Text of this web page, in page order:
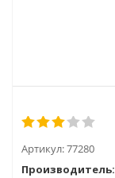
Артикул:77280
Производитель: